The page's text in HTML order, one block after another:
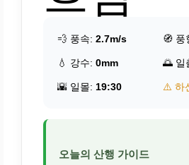
💨 풍속: 2.7m/s 🧭 풍
💧 강수: 0mm 🌅 일
🌇 일몰: 19:30 ⚠️ 하
오늘의 산행 가이드